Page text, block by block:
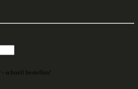
- schnell bestellen!